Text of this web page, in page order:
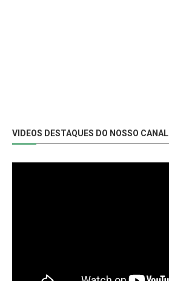
VIDEOS DESTAQUES DO NOSSO CANAL